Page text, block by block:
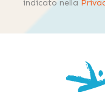
indicato nella